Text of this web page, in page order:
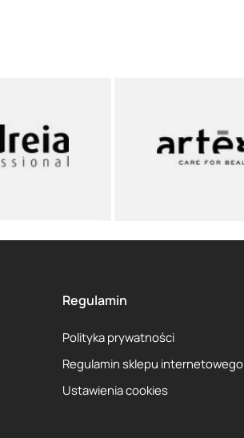
Regulamin
Polityka prywatności
Regulamin sklepu internetowego
Ustawienia cookies